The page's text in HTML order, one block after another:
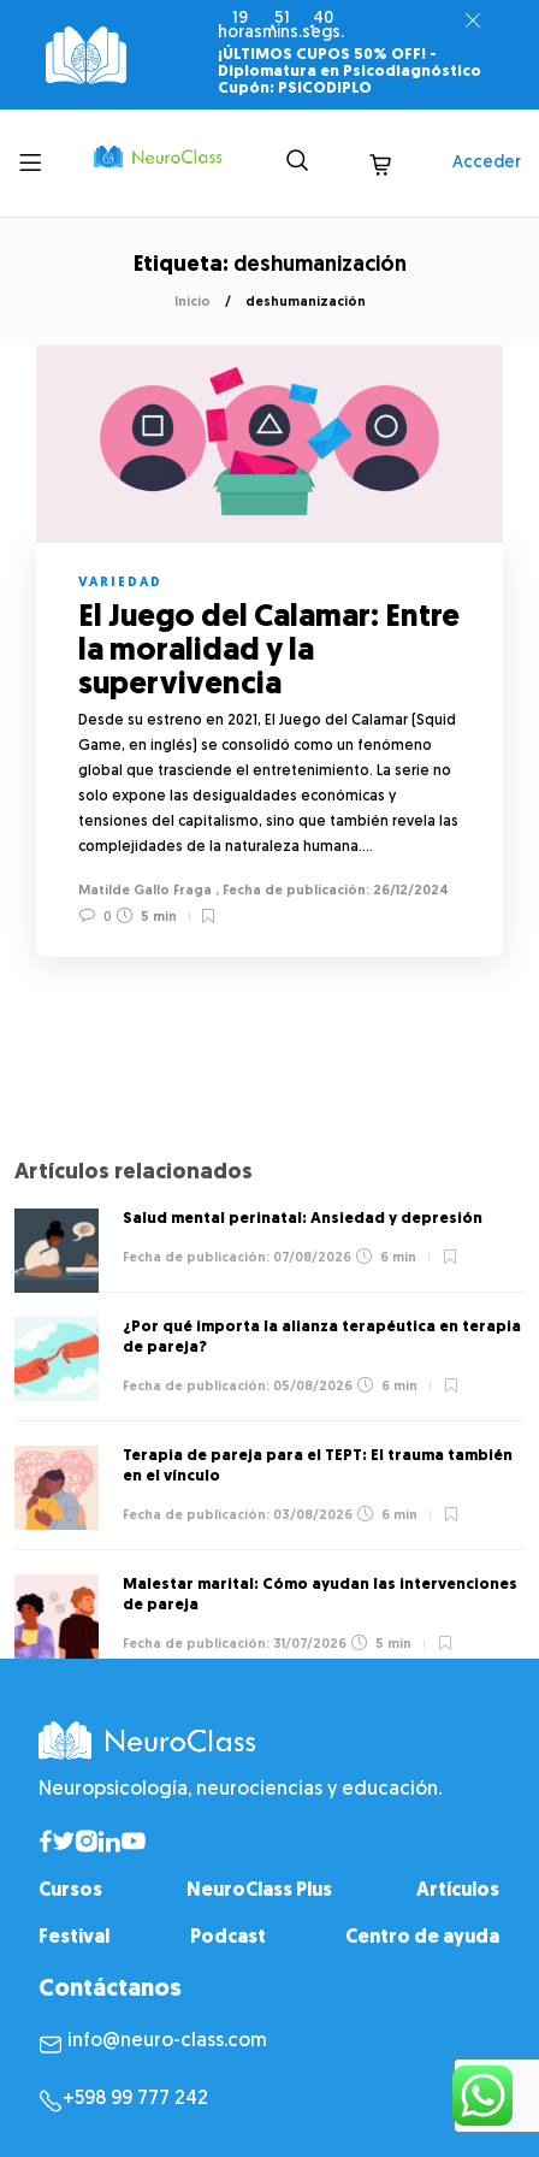
19
horas
51
mins.
40
segs.
¡ÚLTIMOS CUPOS 50% OFF! -
Diplomatura en Psicodiagnóstico
Cupón: PSICODIPLO
Toggle
menu
Acceder
Etiqueta: deshumanización
Inicio deshumanización
VARIEDAD
El Juego del Calamar: Entre
la moralidad y la
supervivencia
Desde su estreno en 2021, El Juego del Calamar (Squid
Game, en inglés) se consolidó como un fenómeno
global que trasciende el entretenimiento. La serie no
solo expone las desigualdades económicas y
tensiones del capitalismo, sino que también revela las
complejidades de la naturaleza humana….
Matilde Gallo Fraga ,
26/12/2024
0
5 min
Artículos relacionados
Salud mental perinatal: Ansiedad y depresión
07/08/2026 6 min
¿Por qué importa la alianza terapéutica en terapia
de pareja?
05/08/2026 6 min
Terapia de pareja para el TEPT: El trauma también
en el vínculo
03/08/2026 6 min
Malestar marital: Cómo ayudan las intervenciones
de pareja
31/07/2026 5 min
Neuropsicología, neurociencias y educación.
Cursos NeuroClass Plus Artículos
Festival Podcast Centro de ayuda
Contáctanos
info@neuro-class.com
+598 99 777 242